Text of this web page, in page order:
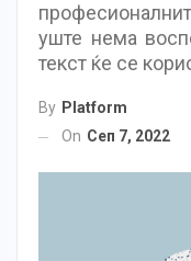
уште нема
текст ќе се
By Platform
On Сеп 7, 2022